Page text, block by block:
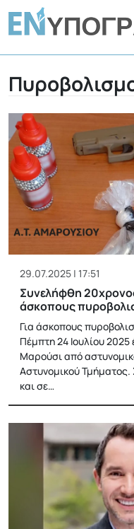
29.07.2025 | 17:51
Συνελήφθη
άσκοπους
Για άσκοπους
Πέμπτη 24 Ιουλίου
Μαρούσι από
Αστυνομικού
και σε…